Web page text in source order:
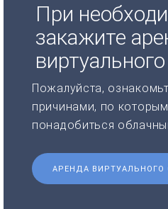
При
закажите
Пожалуйста,
причинами, по
понадобиться
АРЕНДА ВИРТУАЛЬНОГО